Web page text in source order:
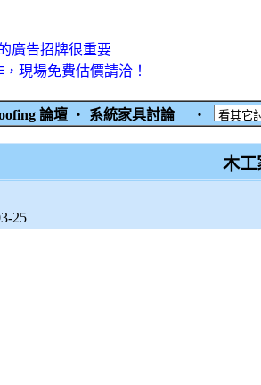
廣告招牌很重要
現場免費估價請洽！
論壇 ‧ 系統家具討論 ‧
木工
25